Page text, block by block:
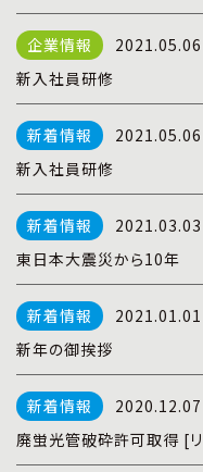
2021.05.06
新入社員研修
2021.05.06
新入社員研修
2021.03.03
東日本大震災から10年
2021.01.01
新年の御挨拶
2020.12.07
廃蛍光管破砕許可取得 [